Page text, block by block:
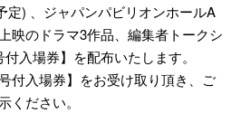
定) 、ジャパンパビリオンホールA
映のドラマ3作品、編集者トークシ
入場券】を配布いたします。
付入場券】をお受け取り頂き、ご
ください。